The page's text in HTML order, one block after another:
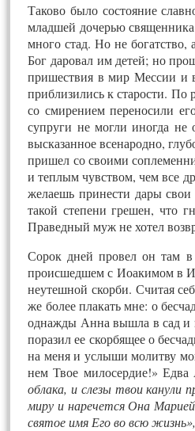
Таково было состояние
младшей дочерью
много стад. Но не
Бог даровал им детей; но
пришествия в мир Мессии и
приблизились к старости. По
со смирением переносили
супруги не могли иногда не
высказанное всенародно,
пришел со своими
и теплым чувством, чем все
желаешь принести дары
такой степени грешен, что
Праведный муж не хотел
Сорок дней провел он там
происшедшем с Иоакимом в
неутешной скорби. Считая
же более плакать мне: о
однажды Анна вышла в сад и
поразил ее скорбящее о
на меня и услыши молитву
нем Твое милосердие!»
облака, и слезы твои канули
миру и наречется Она
святое имя Его во всю